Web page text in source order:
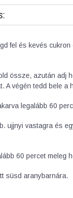
fel és kevés
össze, azután adj
A végén tedd bele a
legalább 60
ujjnyi vastagra és
60 percet meleg
süsd aranybarnára.